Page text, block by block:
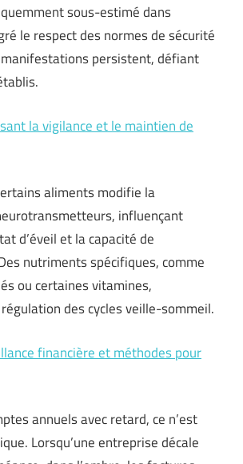
sous-estimé dans
le respect des normes de sécurité
persistent, défiant
la vigilance et le maintien de
aliments modifie la
influençant
d’éveil et la capacité de
nutriments spécifiques, comme
ou certaines vitamines,
des cycles veille-sommeil.
financière et méthodes pour
annuels avec retard, ce n’est
Lorsqu’une entreprise décale